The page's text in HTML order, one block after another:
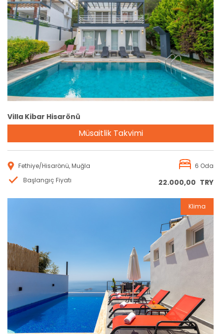
Rezervasyon
Villa Kibar Hisarönü
Müsaitlik Takvimi
Fethiye/Hisarönü, Muğla
6 Oda
Başlangıç Fiyatı
22.000,00 TRY
Rezervasyon
Klima